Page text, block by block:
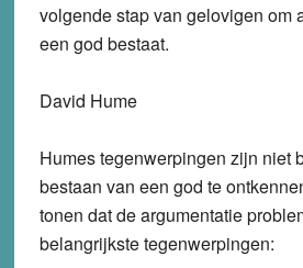
volgende stap van gelovigen om
een god bestaat.
David Hume
Humes tegenwerpingen zijn niet
bestaan van een god te
tonen dat de argumentatie
belangrijkste tegenwerpingen: